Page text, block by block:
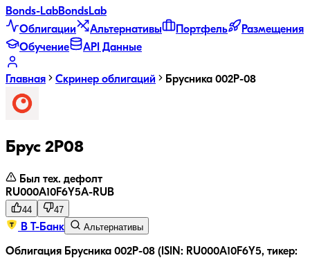
Bonds-LabBondsLab
Облигации
Альтернативы Портфель
Размещения
Обучение
API Данные
Главная Скринер облигаций Брусника 002Р-08
Брус 2Р08
Был тех. дефолт
RU000A10F6Y5A-RUB
44 47
В Т-Банк Альтернативы
Облигация Брусника 002Р-08 (ISIN: RU000A10F6Y5, тикер: